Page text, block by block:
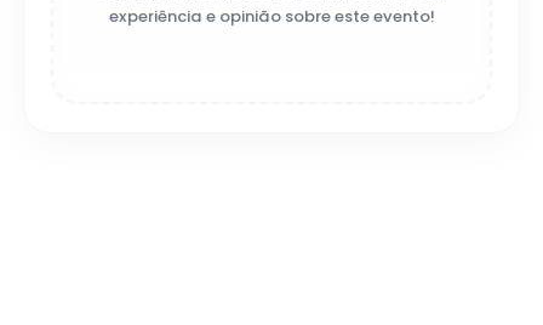
experiência e opinião sobre este evento!